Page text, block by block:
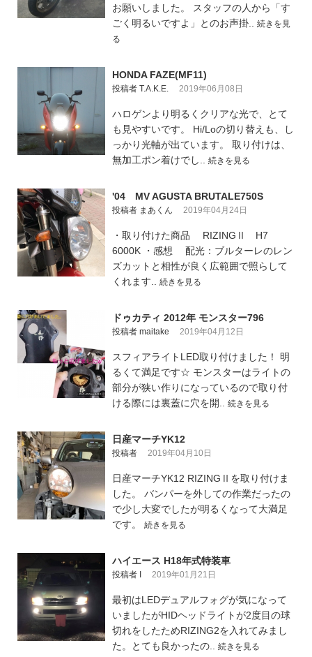
お願いしました。 スタッフの人から「す
ごく明るいですよ」とのお声掛.. 続きを見
る
HONDA FAZE(MF11)
投稿者 T.A.K.E. 2019年06月08日
ハロゲンより明るくクリアな光で、とて
も見やすいです。 Hi/Loの切り替えも、し
っかり光軸が出ています。 取り付けは、
無加工ポン着けでし.. 続きを見る
'04 MV AGUSTA BRUTALE750S
投稿者 まあくん 2019年04月24日
・取り付けた商品 RIZINGⅡ H7
6000K ・感想 配光：ブルターレのレン
ズカットと相性が良く広範囲で照らして
くれます.. 続きを見る
ドゥカティ 2012年 モンスター796
投稿者 maitake 2019年04月12日
スフィアライトLED取り付けました！ 明
るくて満足です☆ モンスターはライトの
部分が狭い作りになっているので取り付
ける際には裏蓋に穴を開.. 続きを見る
日産マーチYK12
投稿者 2019年04月10日
日産マーチYK12 RIZINGⅡを取り付けま
した。 バンパーを外しての作業だったの
で少し大変でしたが明るくなって大満足
です。 続きを見る
ハイエース H18年式特装車
投稿者 I 2019年01月21日
最初はLEDデュアルフォグが気になって
いましたがHIDヘッドライトが2度目の球
切れをしたためRIZING2を入れてみまし
た。とても良かったの.. 続きを見る